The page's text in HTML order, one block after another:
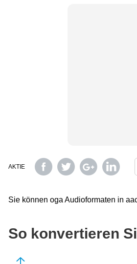
AKTIE
Sie können oga Audioformaten in
So konvertieren